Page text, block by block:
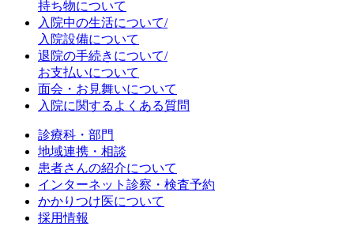
持ち物について
入院中の生活について/
入院設備について
退院の手続きについて/
お支払いについて
面会・お見舞いについて
入院に関するよくある質問
診療科・部門
地域連携・相談
患者さんの紹介について
インターネット診察・検査予約
かかりつけ医について
採用情報